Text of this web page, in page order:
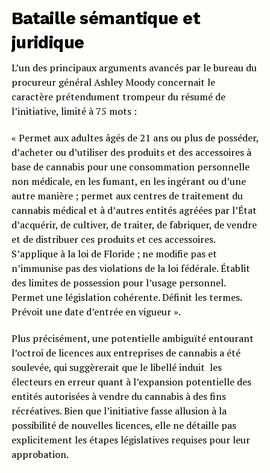
Bataille sémantique et
juridique
L’un des principaux arguments avancés par le bureau du
procureur général Ashley Moody concernait le
caractère prétendument trompeur du résumé de
l’initiative, limité à 75 mots :
« Permet aux adultes âgés de 21 ans ou plus de posséder,
d’acheter ou d’utiliser des produits et des accessoires à
base de cannabis pour une consommation personnelle
non médicale, en les fumant, en les ingérant ou d’une
autre manière ; permet aux centres de traitement du
cannabis médical et à d’autres entités agréées par l’État
d’acquérir, de cultiver, de traiter, de fabriquer, de vendre
et de distribuer ces produits et ces accessoires.
S’applique à la loi de Floride ; ne modifie pas et
n’immunise pas des violations de la loi fédérale. Établit
des limites de possession pour l’usage personnel.
Permet une législation cohérente. Définit les termes.
Prévoit une date d’entrée en vigueur ».
Plus précisément, une potentielle ambiguïté entourant
l’octroi de licences aux entreprises de cannabis a été
soulevée, qui suggèrerait que le libellé induit les
électeurs en erreur quant à l’expansion potentielle des
entités autorisées à vendre du cannabis à des fins
récréatives. Bien que l’initiative fasse allusion à la
possibilité de nouvelles licences, elle ne détaille pas
explicitement les étapes législatives requises pour leur
approbation.